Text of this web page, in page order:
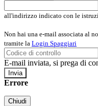
all'indirizzo indicato con le
Non hai una e-mail associata al
tramite la Login Spaggiari
E-mail inviata, si prega di
Errore
Chiudi